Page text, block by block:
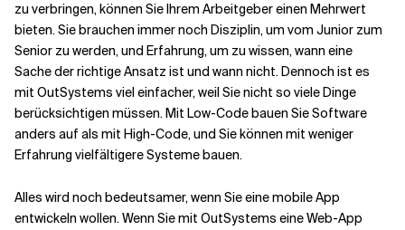
zu verbringen, können Sie Ihrem Arbeitgeber einen Mehrwert
bieten. Sie brauchen immer noch Disziplin, um vom Junior zum
Senior zu werden, und Erfahrung, um zu wissen, wann eine
Sache der richtige Ansatz ist und wann nicht. Dennoch ist es
mit OutSystems viel einfacher, weil Sie nicht so viele Dinge
berücksichtigen müssen. Mit Low-Code bauen Sie Software
anders auf als mit High-Code, und Sie können mit weniger
Erfahrung vielfältigere Systeme bauen.
Alles wird noch bedeutsamer, wenn Sie eine mobile App
entwickeln wollen. Wenn Sie mit OutSystems eine Web-App